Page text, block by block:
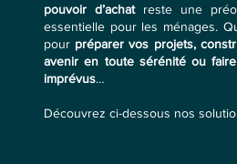
pouvoir d’achatreste une
essentielle pour les ménages.
pour préparer vos projets,
avenir en toute sérénité ou
imprévus…
Découvrez ci-dessous nos